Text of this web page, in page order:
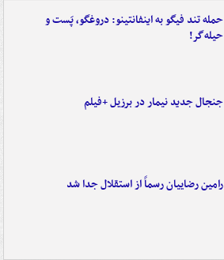
حمله تند فیگو به اینفانتینو: دروغگو، پَست‌ و
حیله‌گر!
جنجال جدید نیمار در برزیل +فیلم
رامین رضاییان رسماً از استقلال جدا شد